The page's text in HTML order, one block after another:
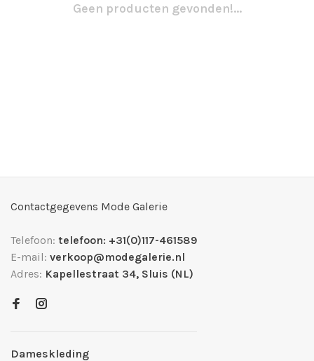
Geen producten gevonden!...
Contactgegevens Mode Galerie
Telefoon: telefoon: +31(0)117-461589
E-mail: verkoop@modegalerie.nl
Adres: Kapellestraat 34, Sluis (NL)
Dameskleding